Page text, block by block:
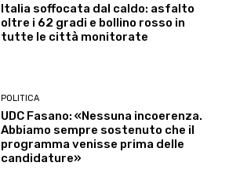
Italia soffocata dal caldo: asfalto
oltre i 62 gradi e bollino rosso in
tutte le città monitorate
POLITICA
UDC Fasano: «Nessuna incoerenza.
Abbiamo sempre sostenuto che il
programma venisse prima delle
candidature»